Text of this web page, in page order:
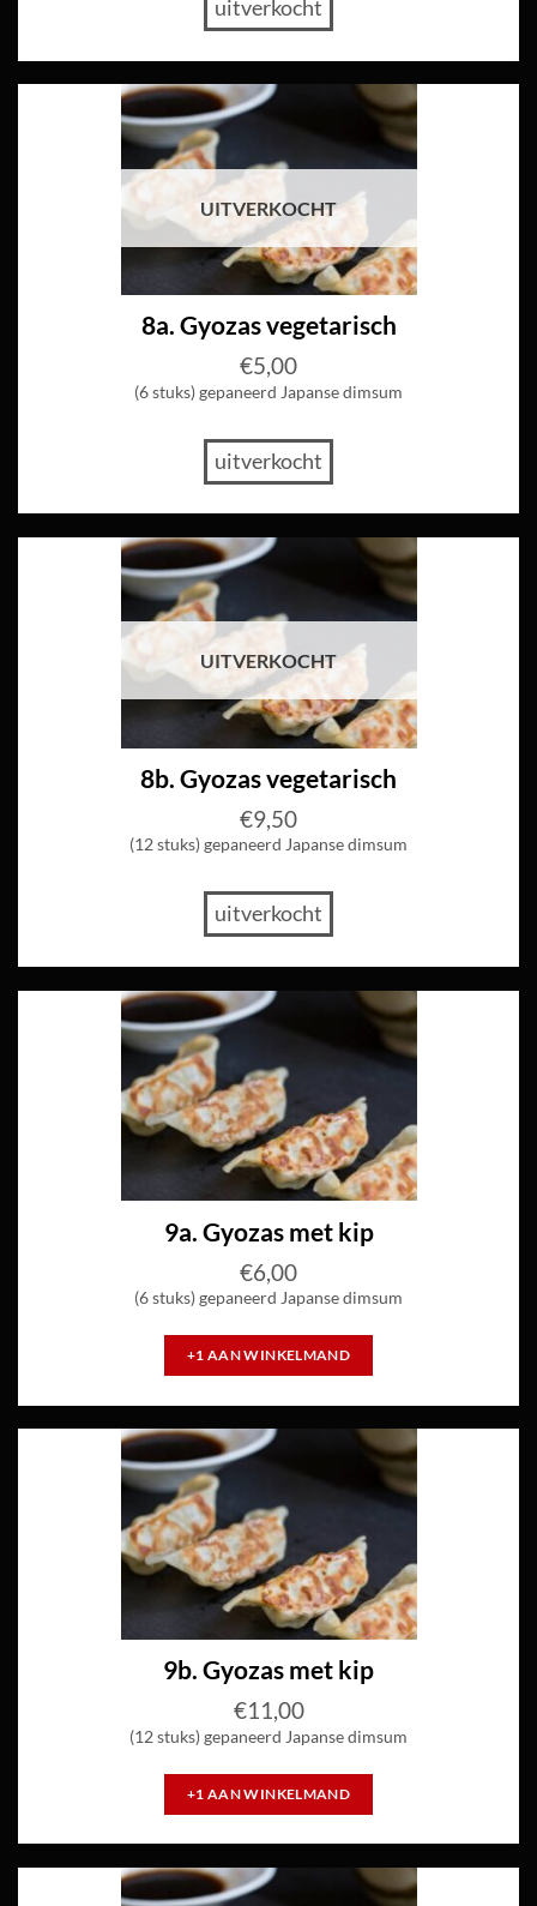
uitverkocht
UITVERKOCHT
8a. Gyozas vegetarisch
€5,00
(6 stuks) gepaneerd Japanse dimsum
uitverkocht
UITVERKOCHT
8b. Gyozas vegetarisch
€9,50
(12 stuks) gepaneerd Japanse dimsum
uitverkocht
9a. Gyozas met kip
€6,00
(6 stuks) gepaneerd Japanse dimsum
+1 AAN WINKELMAND
9b. Gyozas met kip
€11,00
(12 stuks) gepaneerd Japanse dimsum
+1 AAN WINKELMAND